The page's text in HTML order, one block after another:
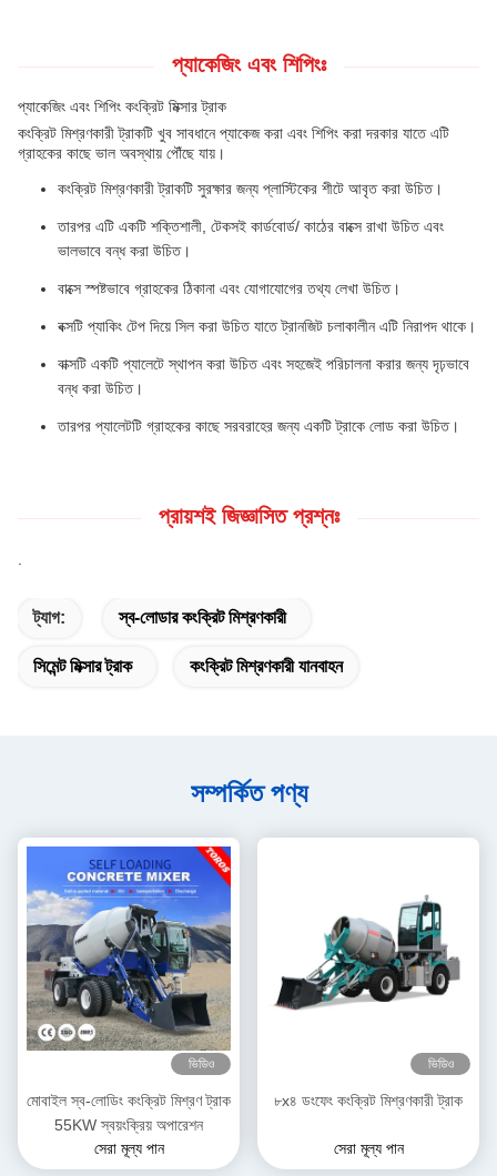
প্যাকেজিং এবং শিপিংঃ
প্যাকেজিং এবং শিপিং কংক্রিট মিক্সার ট্রাক
কংক্রিট মিশ্রণকারী ট্রাকটি খুব সাবধানে প্যাকেজ করা এবং শিপিং করা দরকার যাতে এটি
গ্রাহকের কাছে ভাল অবস্থায় পৌঁছে যায়।
কংক্রিট মিশ্রণকারী ট্রাকটি সুরক্ষার জন্য প্লাস্টিকের শীটে আবৃত করা উচিত।
তারপর এটি একটি শক্তিশালী, টেকসই কার্ডবোর্ড/ কাঠের বাক্সে রাখা উচিত এবং
ভালভাবে বন্ধ করা উচিত।
বাক্সে স্পষ্টভাবে গ্রাহকের ঠিকানা এবং যোগাযোগের তথ্য লেখা উচিত।
বক্সটি প্যাকিং টেপ দিয়ে সিল করা উচিত যাতে ট্রানজিট চলাকালীন এটি নিরাপদ থাকে।
বাক্সটি একটি প্যালেটে স্থাপন করা উচিত এবং সহজেই পরিচালনা করার জন্য দৃঢ়ভাবে
বন্ধ করা উচিত।
তারপর প্যালেটটি গ্রাহকের কাছে সরবরাহের জন্য একটি ট্রাকে লোড করা উচিত।
প্রায়শই জিজ্ঞাসিত প্রশ্নঃ
ট্যাগ: স্ব-লোডার কংক্রিট মিশ্রণকারী
সিমেন্ট মিক্সার ট্রাক কংক্রিট মিশ্রণকারী যানবাহন
সম্পর্কিত পণ্য
ভিডিও
মোবাইল স্ব-লোডিং কংক্রিট মিশ্রণ ট্রাক
55KW স্বয়ংক্রিয় অপারেশন
সেরা মূল্য পান
ভিডিও
৮x৪ ডংফেং কংক্রিট মিশ্রণকারী ট্রাক
সেরা মূল্য পান